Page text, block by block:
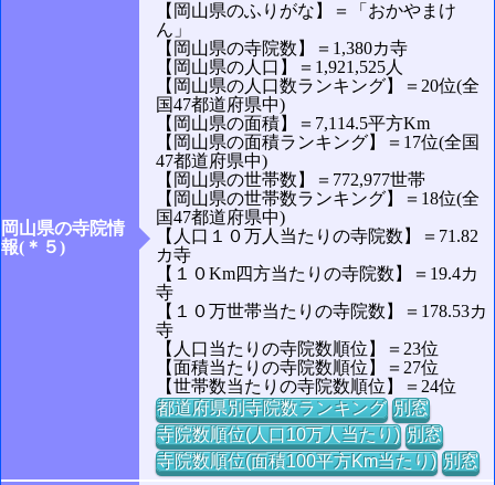
岡山県の寺院情
報(＊５)
【岡山県のふりがな】＝「おかやまけ
ん」
【岡山県の寺院数】＝1,380カ寺
【岡山県の人口】＝1,921,525人
【岡山県の人口数ランキング】＝20位(全
国47都道府県中)
【岡山県の面積】＝7,114.5平方Km
【岡山県の面積ランキング】＝17位(全国
47都道府県中)
【岡山県の世帯数】＝772,977世帯
【岡山県の世帯数ランキング】＝18位(全
国47都道府県中)
【人口１０万人当たりの寺院数】＝71.82
カ寺
【１０Km四方当たりの寺院数】＝19.4カ
寺
【１０万世帯当たりの寺院数】＝178.53カ
寺
【人口当たりの寺院数順位】＝23位
【面積当たりの寺院数順位】＝27位
【世帯数当たりの寺院数順位】＝24位
都道府県別寺院数ランキング 別窓
寺院数順位(人口10万人当たり) 別窓
寺院数順位(面積100平方Km当たり) 別窓